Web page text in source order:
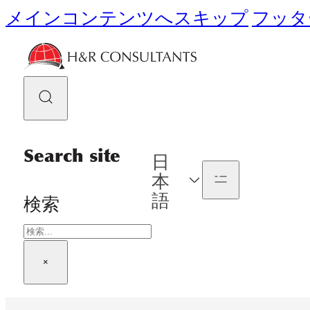
メインコンテンツへスキップ フッ
Search site
検索
×
日
本
語